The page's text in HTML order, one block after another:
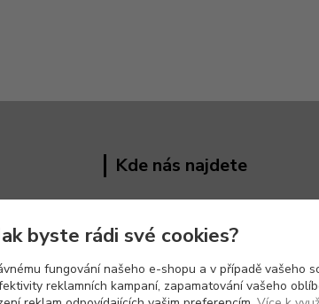
Kde nás najdete
byste rádi své cookies?
fungování našeho e-shopu a v případě vašeho
reklamních kampaní, zapamatování vašeho